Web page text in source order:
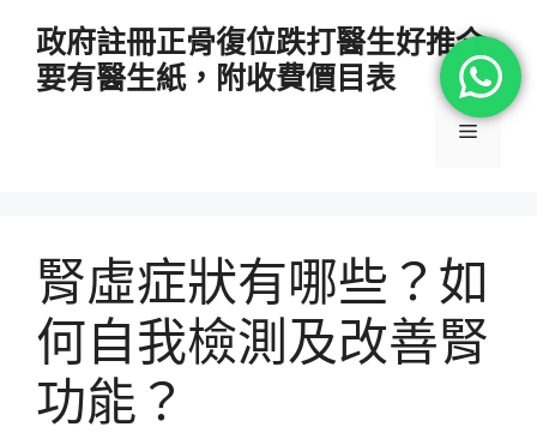
政府註冊正骨復位跌打醫生好推介
要有醫生紙，附收費價目表
選
腎虛症狀有哪些？如
何自我檢測及改善腎
功能？